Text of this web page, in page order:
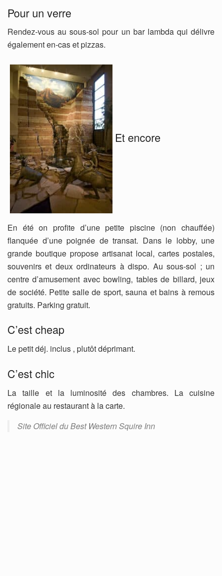
Pour un verre
Rendez-vous au sous-sol pour un bar lambda qui délivre
également en-cas et pizzas.
Et encore
En été on profite d’une petite piscine (non chauffée)
flanquée d’une poignée de transat. Dans le lobby, une
grande boutique propose artisanat local, cartes postales,
souvenirs et deux ordinateurs à dispo. Au sous-sol ; un
centre d’amusement avec bowling, tables de billard, jeux
de société. Petite salle de sport, sauna et bains à remous
gratuits. Parking gratuit.
C’est cheap
Le petit déj. inclus , plutôt déprimant.
C’est chic
La taille et la luminosité des chambres. La cuisine
régionale au restaurant à la carte.
Site Officiel du Best Western Squire Inn